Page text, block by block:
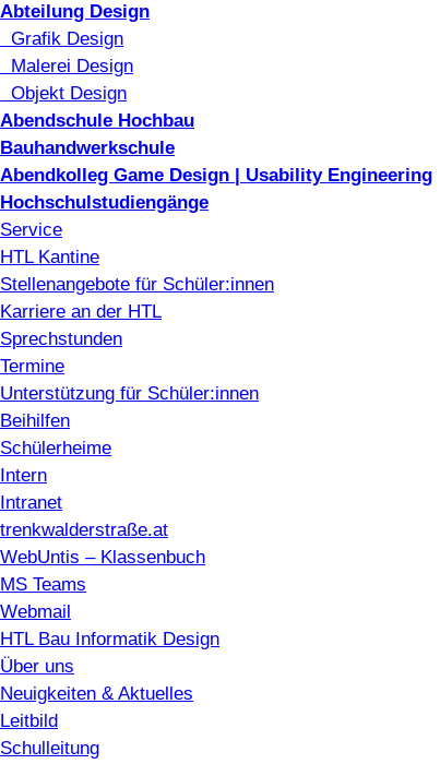
Abteilung Design
Grafik Design
Malerei Design
Objekt Design
Abendschule Hochbau
Bauhandwerkschule
Abendkolleg Game Design | Usability Engineering
Hochschulstudiengänge
Service
HTL Kantine
Stellenangebote für Schüler:innen
Karriere an der HTL
Sprechstunden
Termine
Unterstützung für Schüler:innen
Beihilfen
Schülerheime
Intern
Intranet
trenkwalderstraße.at
WebUntis – Klassenbuch
MS Teams
Webmail
HTL Bau Informatik Design
Über uns
Neuigkeiten & Aktuelles
Leitbild
Schulleitung